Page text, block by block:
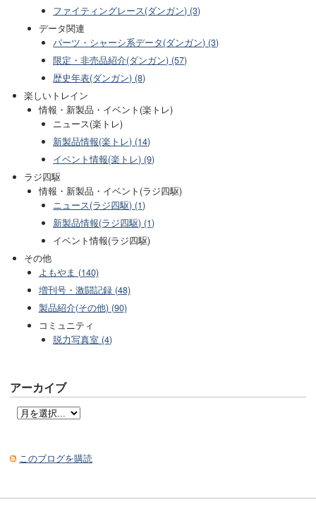
ファイティングレース(ダンガン) (3)
データ関連
パーツ・シャーシ系データ(ダンガン) (3)
限定・非売品紹介(ダンガン) (57)
歴史年表(ダンガン) (8)
楽しいトレイン
情報・新製品・イベント(楽トレ)
ニュース(楽トレ)
新製品情報(楽トレ) (14)
イベント情報(楽トレ) (9)
ラジ四駆
情報・新製品・イベント(ラジ四駆)
ニュース(ラジ四駆) (1)
新製品情報(ラジ四駆) (1)
イベント情報(ラジ四駆)
その他
よもやま (140)
増刊号・激闘記録 (48)
製品紹介(その他) (90)
コミュニティ
脱力写真室 (4)
アーカイブ
このブログを購読